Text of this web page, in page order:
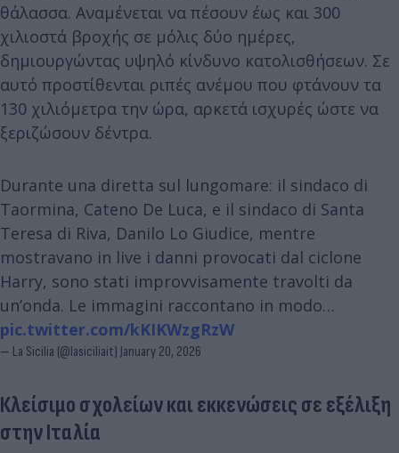
θάλασσα. Αναμένεται να πέσουν έως και 300
χιλιοστά βροχής σε μόλις δύο ημέρες,
δημιουργώντας υψηλό κίνδυνο κατολισθήσεων. Σε
αυτό προστίθενται ριπές ανέμου που φτάνουν τα
130 χιλιόμετρα την ώρα, αρκετά ισχυρές ώστε να
ξεριζώσουν δέντρα.
Durante una diretta sul lungomare: il sindaco di
Taormina, Cateno De Luca, e il sindaco di Santa
Teresa di Riva, Danilo Lo Giudice, mentre
mostravano in live i danni provocati dal ciclone
Harry, sono stati improvvisamente travolti da
un’onda. Le immagini raccontano in modo…
pic.twitter.com/kKIKWzgRzW
— La Sicilia (@lasiciliait) January 20, 2026
Κλείσιμο σχολείων και εκκενώσεις σε εξέλιξη
στην Ιταλία